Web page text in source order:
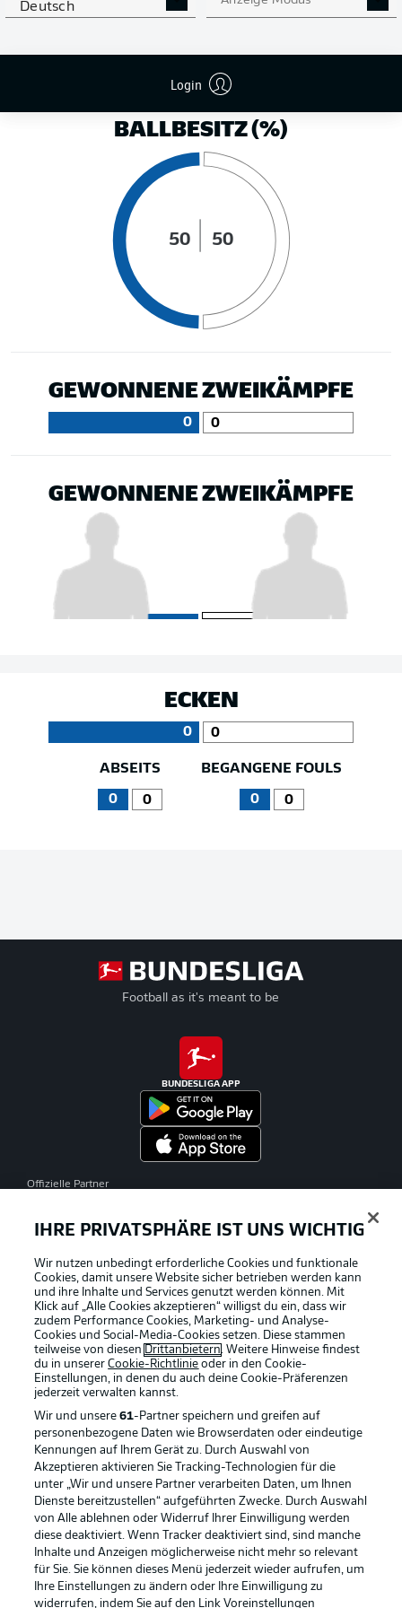
Deutsch
Login
LAUFDISTANZ (KM)
BALLBESITZ (%)
50 50
GEWONNENE ZWEIKÄMPFE
0 0
GEWONNENE ZWEIKÄMPFE
ECKEN
0 0
ABSEITS
0 0
BEGANGENE FOULS
0 0
Football as it's meant to be
BUNDESLIGA APP
Offizielle Partner
Rechtliche Hinweise Voreinstellungen verwalten
Datenschutz Nutzungsbedingungen
Kontakt Jobs
Impressum Partner
IHRE PRIVATSPHÄRE IST UNS WICHTIG
Wir nutzen unbedingt erforderliche Cookies und funktionale
Cookies, damit unsere Website sicher betrieben werden kann
und ihre Inhalte und Services genutzt werden können. Mit
Klick auf „Alle Cookies akzeptieren“ willigst du ein, dass wir
zudem Performance Cookies, Marketing- und Analyse-
Cookies und Social-Media-Cookies setzen. Diese stammen
teilweise von diesen Drittanbietern. Weitere Hinweise findest
du in unsererCookie-Richtlinie oder in den Cookie-
Einstellungen, in denen du auch deine Cookie-Präferenzen
jederzeit verwalten kannst.
Wir und unsere61-Partner speichern und greifen auf
personenbezogene Daten wie Browserdaten oder eindeutige
Kennungen auf Ihrem Gerät zu. Durch Auswahl von
Akzeptieren aktivieren Sie Tracking-Technologien für die
unter „Wir und unsere Partner verarbeiten Daten, um Ihnen
Dienste bereitzustellen“ aufgeführten Zwecke. Durch Auswahl
von Alle ablehnen oder Widerruf Ihrer Einwilligung werden
diese deaktiviert. Wenn Tracker deaktiviert sind, sind manche
Inhalte und Anzeigen möglicherweise nicht mehr so relevant
für Sie. Sie können dieses Menü jederzeit wieder aufrufen, um
Ihre Einstellungen zu ändern oder Ihre Einwilligung zu
widerrufen, indem Sie auf den Link Voreinstellungen